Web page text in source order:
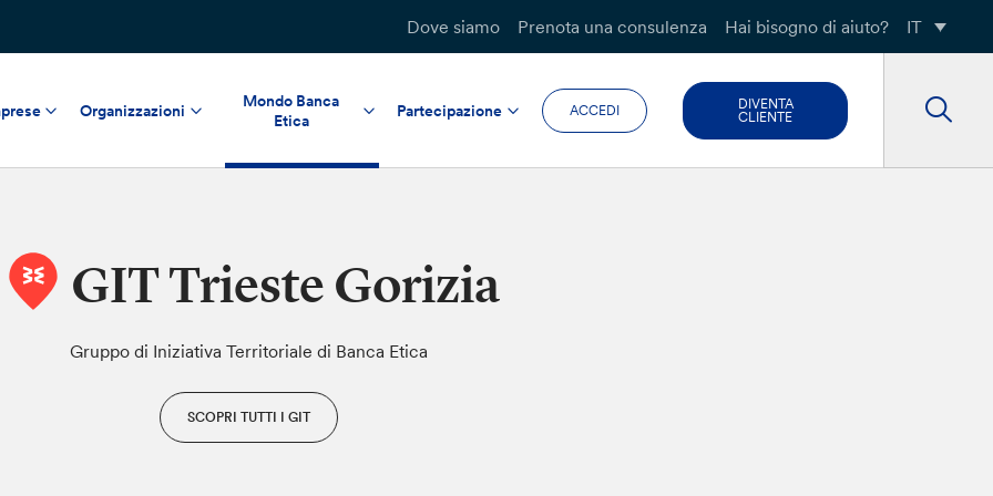
Dove siamo Prenota una consulenza Hai bisogno di aiuto? IT
Organizzazioni
Mondo Banca
Etica
Partecipazione ACCEDI
DIVENTA
CLIENTE
GIT Trieste Gorizia
Gruppo di Iniziativa Territoriale di Banca Etica
SCOPRI TUTTI I GIT